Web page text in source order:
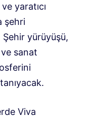
yaratıcı
şehri
Şehir yürüyüşü,
sanat
Viva